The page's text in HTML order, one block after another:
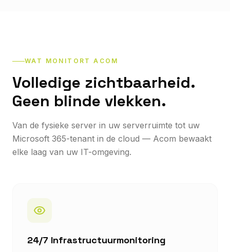
WAT MONITORT ACOM
Volledige zichtbaarheid.
Geen blinde vlekken.
Van de fysieke server in uw serverruimte tot uw
Microsoft 365-tenant in de cloud — Acom bewaakt
elke laag van uw IT-omgeving.
24/7 Infrastructuurmonitoring